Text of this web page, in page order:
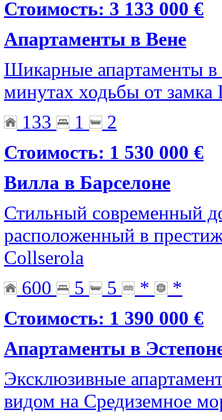
Стоимость: 3 133 000 €
Апартаменты в Вене
Шикарные апартаменты
минутах ходьбы от
133
1
2
Стоимость: 1 530 000 €
Вилла в Барселоне
Стильный современный
расположенный в
Сollserola
600
5 5 *
*
Стоимость: 1 390 000 €
Апартаменты в
Эксклюзивные
видом на Средиземное